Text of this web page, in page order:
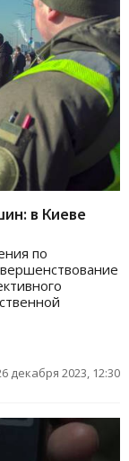
в Киеве
по
декабря 2023, 12:30